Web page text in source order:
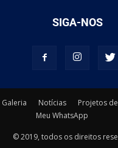
SIGA-NOS
Galeria Notícias
Projetos
Meu WhatsApp
© 2019, todos os direitos